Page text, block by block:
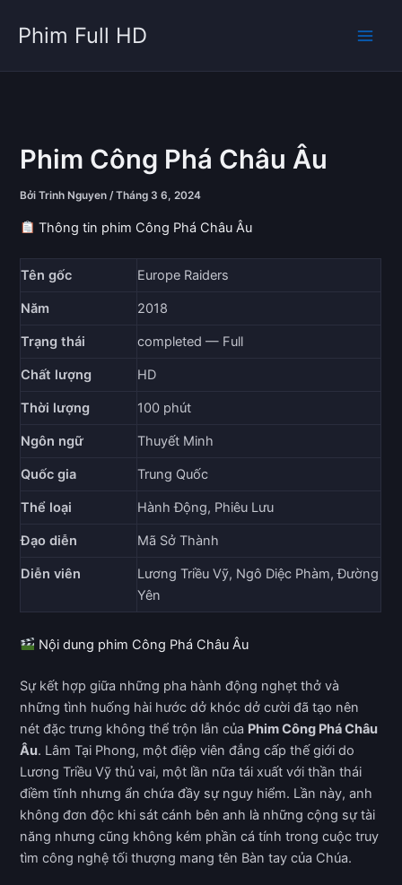
dung
Phim Full HD
Phim Công Phá Châu Âu
BởiTrinh Nguyen/Tháng 3 6, 2024
Thông tin phim Công Phá Châu Âu
Tên gốc Europe Raiders
Năm 2018
Trạng thái completed — Full
Chất lượng HD
Thời lượng 100 phút
Ngôn ngữ Thuyết Minh
Quốc gia Trung Quốc
Thể loại Hành Động, Phiêu Lưu
Đạo diễn Mã Sở Thành
Diễn viên
Lương Triều Vỹ, Ngô Diệc Phàm, Đường
Yên
Nội dung phim Công Phá Châu Âu
Sự kết hợp giữa những pha hành động nghẹt thở và
những tình huống hài hước dở khóc dở cười đã tạo nên
nét đặc trưng không thể trộn lẫn của Phim Công Phá Châu
Âu. Lâm Tại Phong, một điệp viên đẳng cấp thế giới do
Lương Triều Vỹ thủ vai, một lần nữa tái xuất với thần thái
điềm tĩnh nhưng ẩn chứa đầy sự nguy hiểm. Lần này, anh
không đơn độc khi sát cánh bên anh là những cộng sự tài
năng nhưng cũng không kém phần cá tính trong cuộc truy
tìm công nghệ tối thượng mang tên Bàn tay của Chúa.